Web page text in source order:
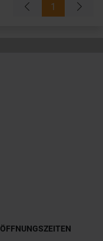
1
ÖFFNUNGSZEITEN